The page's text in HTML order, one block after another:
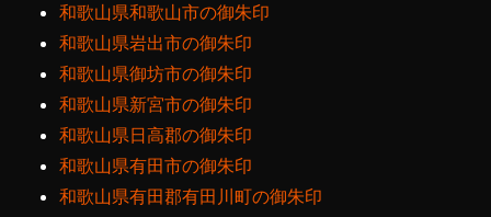
和歌山県和歌山市の御朱印
和歌山県岩出市の御朱印
和歌山県御坊市の御朱印
和歌山県新宮市の御朱印
和歌山県日高郡の御朱印
和歌山県有田市の御朱印
和歌山県有田郡有田川町の御朱印